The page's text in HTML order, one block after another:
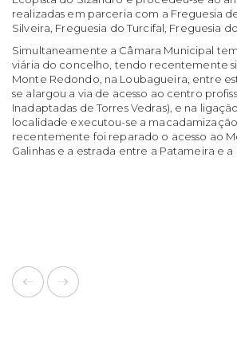
realizadas em parceria com a Freguesia
Silveira, Freguesia do Turcifal, Freguesia
Simultaneamente a Câmara Municipal
viária do concelho, tendo recentemente
Monte Redondo, na Loubagueira, entre
se alargou a via de acesso ao centro
Inadaptadas de Torres Vedras), e na
localidade executou-se a
recentemente foi reparado o acesso ao
Galinhas e a estrada entre a Patameira e a